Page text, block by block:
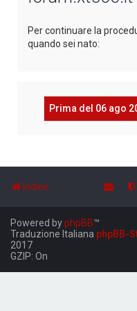
Per continuare la
quando sei nato:
Prima del 06 ago
Indice
Powered byphpBB™
Traduzione Italiana phpBB-
2017
GZIP: On